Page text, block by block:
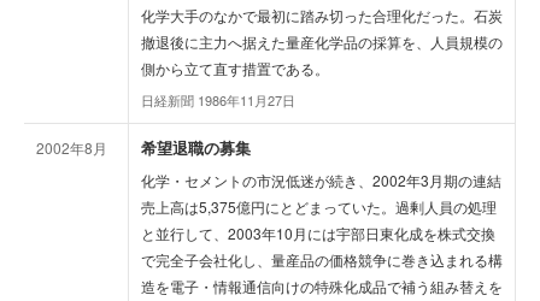
化学大手のなかで最初に踏み切った合理化だった。石炭
撤退後に主力へ据えた量産化学品の採算を、人員規模の
側から立て直す措置である。
日経新聞 1986年11月27日
2002年8月 希望退職の募集
化学・セメントの市況低迷が続き、2002年3月期の連結
売上高は5,375億円にとどまっていた。過剰人員の処理
と並行して、2003年10月には宇部日東化成を株式交換
で完全子会社化し、量産品の価格競争に巻き込まれる構
造を電子・情報通信向けの特殊化成品で補う組み替えを